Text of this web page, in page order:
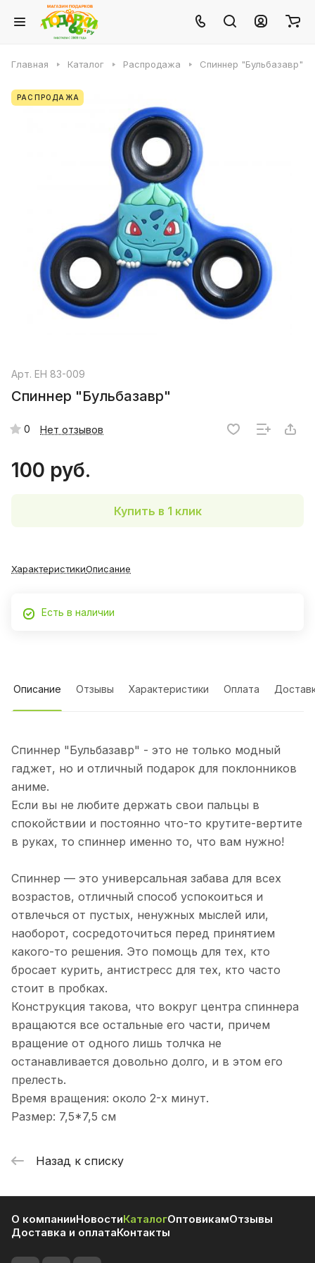
Главная Каталог Распродажа Спиннер "Бульбазавр"
РАСПРОДАЖА
Арт. EH 83-009
Спиннер "Бульбазавр"
0 Нет отзывов
100 руб.
Купить в 1 клик
ХарактеристикиОписание
Есть в наличии
Описание Отзывы Характеристики Оплата
Спиннер "Бульбазавр" - это не только модный
гаджет, но и отличный подарок для поклонников
аниме.
Если вы не любите держать свои пальцы в
спокойствии и постоянно что-то крутите-вертите
в руках, то спиннер именно то, что вам нужно!
Спиннер — это универсальная забава для всех
возрастов, отличный способ успокоиться и
отвлечься от пустых, ненужных мыслей или,
наоборот, сосредоточиться перед принятием
какого-то решения. Это помощь для тех, кто
бросает курить, антистресс для тех, кто часто
стоит в пробках.
Конструкция такова, что вокруг центра спиннера
вращаются все остальные его части, причем
вращение от одного лишь толчка не
останавливается довольно долго, и в этом его
прелесть.
Время вращения: около 2-х минут.
Размер: 7,5*7,5 см
Назад к списку
О компанииНовостиКаталогОптовикамОтзывы
Доставка и оплатаКонтакты